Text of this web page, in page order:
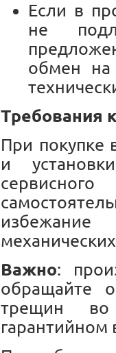
Если в
не
обмен
Требования
При покупке
и
Важно:
обращайте
трещин во
гарантийном